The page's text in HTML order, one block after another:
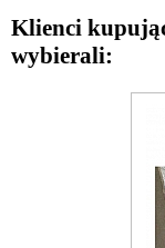
Klienci
wybierali: